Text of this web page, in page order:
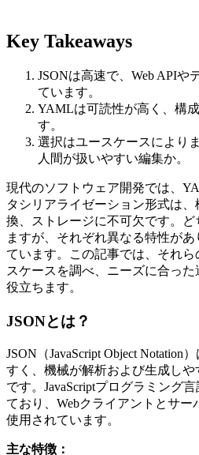
Key Takeaways
JSONは高速で、Web APIや
ています。
YAMLは可読性が高く、構
す。
選択はユースケースにより
人間が扱いやすい編集か。
現代のソフトウェア開発では、
タシリアライゼーション形式は
換、ストレージに不可欠です。
ますが、それぞれ異なる特性が
ています。この記事では、それ
スケースを調べ、ニーズに合っ
役立ちます。
JSONとは？
JSON（JavaScript Object Notation
すく、機械が解析および生成し
です。JavaScriptプログラミング
ており、Webクライアントとサー
使用されています。
主な特徴：